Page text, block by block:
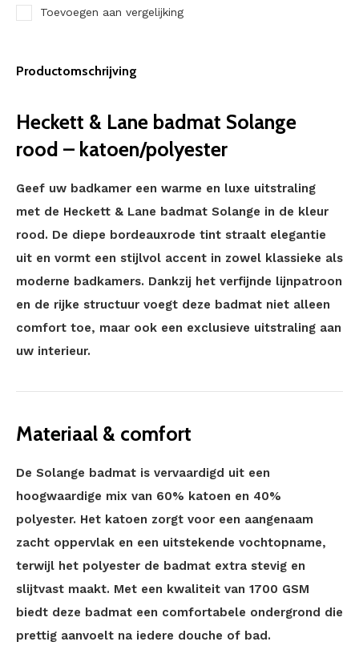
Toevoegen aan vergelijking
Productomschrijving
Heckett & Lane badmat Solange
rood – katoen/polyester
Geef uw badkamer een warme en luxe uitstraling
met de Heckett & Lane badmat Solange in de kleur
rood. De diepe bordeauxrode tint straalt elegantie
uit en vormt een stijlvol accent in zowel klassieke als
moderne badkamers. Dankzij het verfijnde lijnpatroon
en de rijke structuur voegt deze badmat niet alleen
comfort toe, maar ook een exclusieve uitstraling aan
uw interieur.
Materiaal & comfort
De Solange badmat is vervaardigd uit een
hoogwaardige mix van 60% katoen en 40%
polyester. Het katoen zorgt voor een aangenaam
zacht oppervlak en een uitstekende vochtopname,
terwijl het polyester de badmat extra stevig en
slijtvast maakt. Met een kwaliteit van 1700 GSM
biedt deze badmat een comfortabele ondergrond die
prettig aanvoelt na iedere douche of bad.